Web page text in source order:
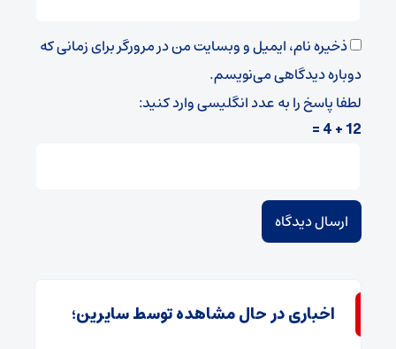
ذخیره نام، ایمیل و وبسایت من در مرورگر برای زمانی که
دوباره دیدگاهی می‌نویسم.
لطفا پاسخ را به عدد انگلیسی وارد کنید:
12 + 4 =
اخباری در حال مشاهده توسط سایرین؛